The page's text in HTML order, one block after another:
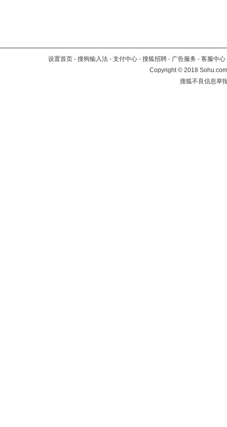
设置首页 - 搜狗输入法 - 支付中心 - 搜狐招聘 - 广告服务 - 客服中心
Copyright©2018
搜狐不良信息举